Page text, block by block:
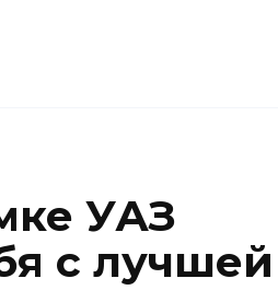
УАЗ
с лучшей